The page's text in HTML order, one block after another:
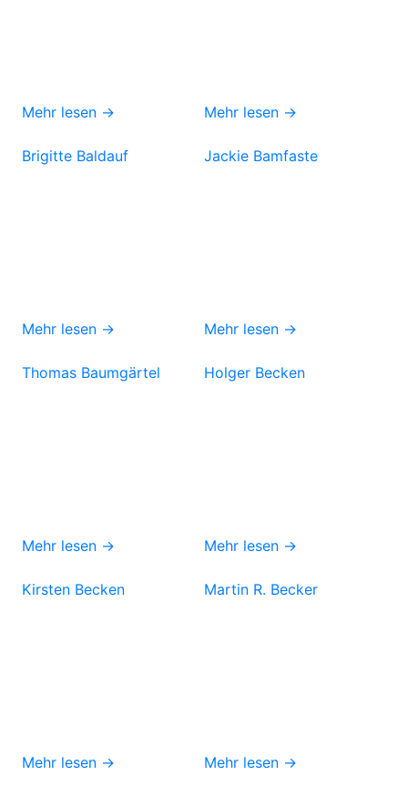
Mehr lesen → Mehr lesen →
Brigitte Baldauf
Mehr lesen →
Jackie Bamfaste
Mehr lesen →
Thomas Baumgärtel
Mehr lesen →
Holger Becken
Mehr lesen →
Kirsten Becken
Mehr lesen →
Martin R. Becker
Mehr lesen →